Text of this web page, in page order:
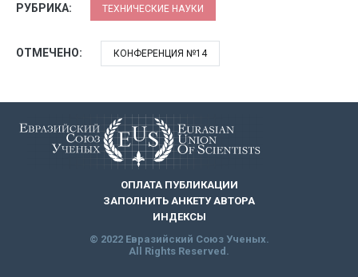
РУБРИКА: ТЕХНИЧЕСКИЕ НАУКИ
ОТМЕЧЕНО: КОНФЕРЕНЦИЯ №14
ОПЛАТА ПУБЛИКАЦИИ
ЗАПОЛНИТЬ АНКЕТУ АВТОРА
ИНДЕКСЫ
© 2022 Евразийский Союз Ученых.
All Rights Reserved.